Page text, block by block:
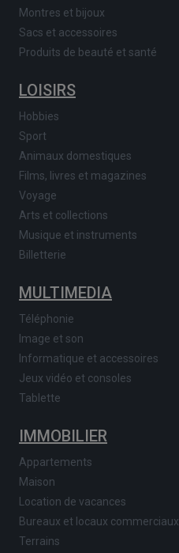
Montres et bijoux
Sacs et accessoires
Produits de beauté et santé
LOISIRS
Hobbies
Sport
Animaux domestiques
Films, livres et magazines
Voyage
Arts et collections
Musique et instruments
Billetterie
MULTIMEDIA
Téléphonie
Image et son
Informatique et accessoires
Jeux vidéo et consoles
Tablette
IMMOBILIER
Appartements
Maison
Location de vacances
Bureaux et locaux commerciaux
Terrains